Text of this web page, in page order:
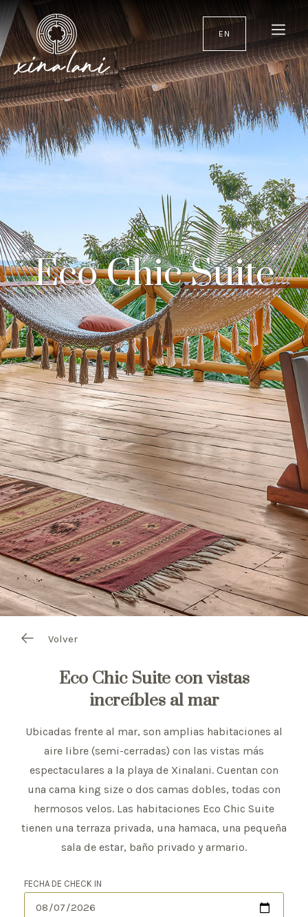
EN
Eco Chic Suite
Volver
Eco Chic Suite con vistas
increíbles al mar
Ubicadas frente al mar, son amplias habitaciones al
aire libre (semi-cerradas) con las vistas más
espectaculares a la playa de Xinalani. Cuentan con
una cama king size o dos camas dobles, todas con
hermosos velos. Las habitaciones Eco Chic Suite
tienen una terraza privada, una hamaca, una pequeña
sala de estar, baño privado y armario.
FECHA DE CHECK IN